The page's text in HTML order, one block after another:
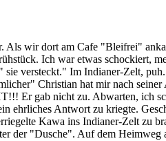
wir dort am Cafe "Bleifrei"
Ich war etwas schockiert,
versteckt." Im Indianer-Zelt,
Christian hat mir nach
Er gab nicht zu. Abwarten, ich
ehrliches Antwort zu kriegte.
Kawa ins Indianer-Zelt zu
der "Dusche". Auf dem